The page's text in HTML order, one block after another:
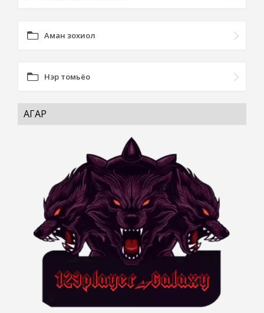
Аман зохиол
Нэр томьёо
АГАР